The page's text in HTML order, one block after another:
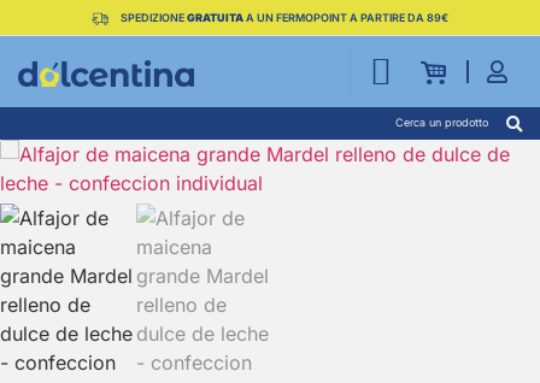
SPEDIZIONEGRATUITAA UN FERMOPOINT A PARTIRE DA 89€
Cerca un prodotto